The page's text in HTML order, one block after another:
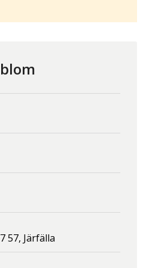
57, Järfälla